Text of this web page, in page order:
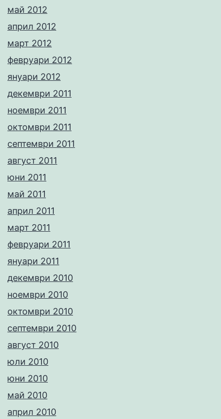
май 2012
април 2012
март 2012
февруари 2012
януари 2012
декември 2011
ноември 2011
октомври 2011
септември 2011
август 2011
юни 2011
май 2011
април 2011
март 2011
февруари 2011
януари 2011
декември 2010
ноември 2010
октомври 2010
септември 2010
август 2010
юли 2010
юни 2010
май 2010
април 2010